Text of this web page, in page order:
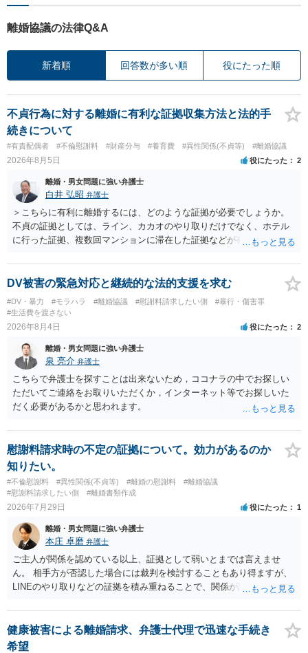
離婚協議の法律Q&A
新着順 回答数が多い順 役にたった順
不貞行為に対する離婚に有利な証拠収集方法と法的手
続きについて
#有責配偶者 #不倫慰謝料 #財産分与 #養育費 #異性関係(不貞等) #離婚協議
2026年8月5日 役にたった 2
離婚・男女問題に強い弁護士
白井 弘昭 弁護士
＞こちらに有利に離婚するには、どのような証拠が必要でしょうか。
不貞の証拠としては、ライン、カカオのやり取りだけでなく、ホテル
に行った証拠、複数回マンションに滞在した証拠などが有効です。 不
婚する、慰謝料をとるなど）ことができると思われます。 ただし、不
貞発覚後、長期間同居を続けると、不貞を許したとの評価につながる
DV被害の緊急対応と継続的な法的支援を求む
#DV・暴力 #モラハラ #離婚協議 #慰謝料請求したい側
#暴行・傷害罪
#生活費を渡さない
2026年8月4日 役にたった 2
離婚・男女問題に強い弁護士
泉 亮介 弁護士
こちらで弁護士を探すことは出来ないため，ココナラの中でお探しい
ただいてご連絡をお取りいただくか，インターネット等でお探しいた
だく必要があるかと思われます。
慰謝料請求時の不定の証拠について。効力があるのか
知りたい。
#不倫慰謝料 #異性関係(不貞等) #離婚の慰謝料
#離婚協議
#慰謝料請求したい側
#離婚書類作成
2026年7月29日 役にたった 1
離婚・男女問題に強い弁護士
本庄 卓磨 弁護士
ご主人が関係を認めている以上、証拠として弱いとまでは言えませ
ん。 相手方が否認した場合には裁判を検討することもあり得ますが、
LINEのやり取りなどの証拠を積み重ねることで、関係が認定される余
個別の事情によりますので、お早めに弁護士に相談されることをおす
すめします。
健康被害による離婚請求、弁護士代理で迅速な手続き
希望